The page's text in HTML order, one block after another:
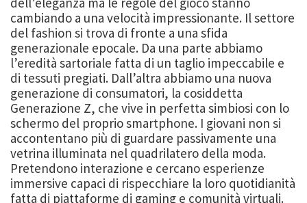
cambiando a una velocità impressionante. Il settore
del fashion si trova di fronte a una sfida
generazionale epocale. Da una parte abbiamo
l’eredità sartoriale fatta di un taglio impeccabile e
di tessuti pregiati. Dall’altra abbiamo una nuova
generazione di consumatori, la cosiddetta
Generazione Z, che vive in perfetta simbiosi con lo
schermo del proprio smartphone. I giovani non si
accontentano più di guardare passivamente una
vetrina illuminata nel quadrilatero della moda.
Pretendono interazione e cercano esperienze
immersive capaci di rispecchiare la loro quotidianità
fatta di piattaforme di gaming e comunità virtuali.